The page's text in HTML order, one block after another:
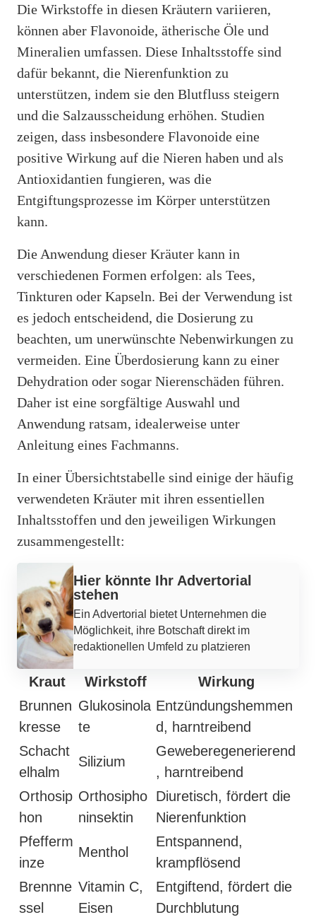
Die Wirkstoffe in diesen Kräutern variieren,
können aber Flavonoide, ätherische Öle und
Mineralien umfassen. Diese Inhaltsstoffe sind
dafür bekannt, die Nierenfunktion zu
unterstützen, indem sie den Blutfluss steigern
und die Salzausscheidung erhöhen. Studien
zeigen, dass insbesondere Flavonoide eine
positive Wirkung auf die Nieren haben und als
Antioxidantien fungieren, was die
Entgiftungsprozesse im Körper unterstützen
kann.
Die Anwendung dieser Kräuter kann in
verschiedenen Formen erfolgen: als Tees,
Tinkturen oder Kapseln. Bei der Verwendung ist
es jedoch entscheidend, die Dosierung zu
beachten, um unerwünschte Nebenwirkungen zu
vermeiden. Eine Überdosierung kann zu einer
Dehydration oder sogar Nierenschäden führen.
Daher ist eine sorgfältige Auswahl und
Anwendung ratsam, idealerweise unter
Anleitung eines Fachmanns.
In einer Übersichtstabelle sind einige der häufig
verwendeten Kräuter mit ihren essentiellen
Inhaltsstoffen und den jeweiligen Wirkungen
zusammengestellt:
Hier könnte Ihr Advertorial
stehen
Ein Advertorial bietet Unternehmen die
Möglichkeit, ihre Botschaft direkt im
redaktionellen Umfeld zu platzieren
Kraut Wirkstoff
Wirkung
Brunnen
kresse
Glukosinola
te
Entzündungshemmen
d, harntreibend
Schacht
elhalm
Silizium
Geweberegenerierend
, harntreibend
Orthosip
hon
Orthosipho
ninsektin
Diuretisch, fördert die
Nierenfunktion
Pfefferm
inze
Menthol
Entspannend,
krampflösend
Brennne
ssel
Vitamin C,
Eisen
Entgiftend, fördert die
Durchblutung